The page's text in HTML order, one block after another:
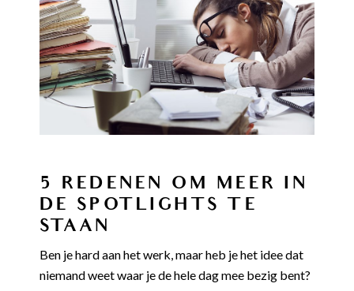
5 REDENEN OM MEER IN
DE SPOTLIGHTS TE
STAAN
Ben je hard aan het werk, maar heb je het idee dat
niemand weet waar je de hele dag mee bezig bent?